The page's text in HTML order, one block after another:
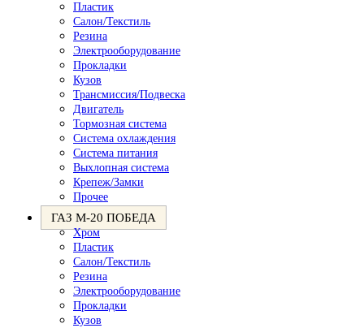
Пластик
Салон/Текстиль
Резина
Электрооборудование
Прокладки
Кузов
Трансмиссия/Подвеска
Двигатель
Тормозная система
Система охлаждения
Система питания
Выхлопная система
Крепеж/Замки
Прочее
ГАЗ М-20 ПОБЕДА
Хром
Пластик
Салон/Текстиль
Резина
Электрооборудование
Прокладки
Кузов